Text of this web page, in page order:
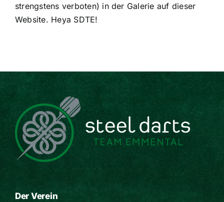
strengstens verboten) in der Galerie auf dieser
Website. Heya SDTE!
Der Verein